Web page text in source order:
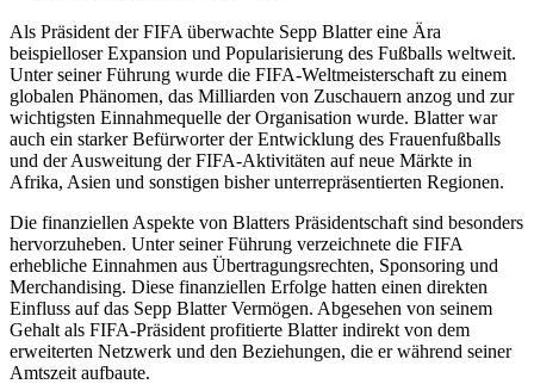
Als Präsident der FIFA überwachte Sepp Blatter eine Ära
beispielloser Expansion und Popularisierung des Fußballs weltweit.
Unter seiner Führung wurde die FIFA-Weltmeisterschaft zu einem
globalen Phänomen, das Milliarden von Zuschauern anzog und zur
wichtigsten Einnahmequelle der Organisation wurde. Blatter war
auch ein starker Befürworter der Entwicklung des Frauenfußballs
und der Ausweitung der FIFA-Aktivitäten auf neue Märkte in
Afrika, Asien und sonstigen bisher unterrepräsentierten Regionen.
Die finanziellen Aspekte von Blatters Präsidentschaft sind besonders
hervorzuheben. Unter seiner Führung verzeichnete die FIFA
erhebliche Einnahmen aus Übertragungsrechten, Sponsoring und
Merchandising. Diese finanziellen Erfolge hatten einen direkten
Einfluss auf das Sepp Blatter Vermögen. Abgesehen von seinem
Gehalt als FIFA-Präsident profitierte Blatter indirekt von dem
erweiterten Netzwerk und den Beziehungen, die er während seiner
Amtszeit aufbaute.